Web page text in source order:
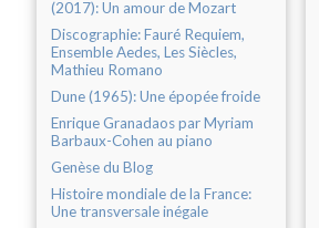
(2017): Un amour de Mozart
Discographie: Fauré Requiem,
Ensemble Aedes, Les Siècles,
Mathieu Romano
Dune (1965): Une épopée froide
Enrique Granadaos par Myriam
Barbaux-Cohen au piano
Genèse du Blog
Histoire mondiale de la France:
Une transversale inégale